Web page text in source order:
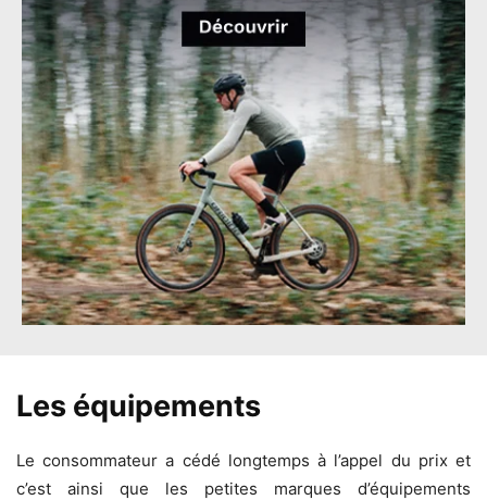
Les équipements
Le consommateur a cédé longtemps à l’appel du prix et
c’est ainsi que les petites marques d’équipements